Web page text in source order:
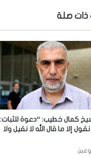
ذات صلة
كمال خطيب: “دعوة للثبات:
نقول إلا ما قال الله لا نقيل ولا